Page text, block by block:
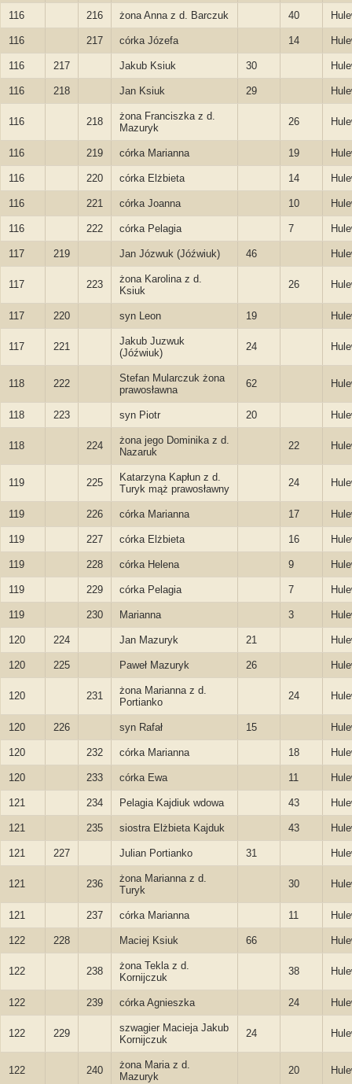
116 216 żona Anna z d. Barczuk 40
116 217 córka Józefa 14
116 217 Jakub Ksiuk 30
116 218 Jan Ksiuk 29
116 218
żona Franciszka z d.
Mazuryk
26
116 219 córka Marianna 19
116 220 córka Elżbieta 14
116 221 córka Joanna 10
116 222 córka Pelagia 7
117 219 Jan Józwuk (Jóźwiuk) 46
117 223
żona Karolina z d.
Ksiuk
26
117 220 syn Leon 19
117 221
Jakub Juzwuk
(Jóźwiuk)
24
118 222
Stefan Mularczuk żona
prawosławna
62
118 223 syn Piotr 20
118 224
żona jego Dominika z d.
Nazaruk
22
119 225
Katarzyna Kapłun z d.
Turyk mąż prawosławny
24
119 226 córka Marianna 17
119 227 córka Elżbieta 16
119 228 córka Helena 9
119 229 córka Pelagia 7
119 230 Marianna 3
120 224 Jan Mazuryk 21
120 225 Paweł Mazuryk 26
120 231
żona Marianna z d.
Portianko
24
120 226 syn Rafał 15
120 232 córka Marianna 18
120 233 córka Ewa 11
121 234 Pelagia Kajdiuk wdowa 43
121 235 siostra Elżbieta Kajduk 43
121 227 Julian Portianko 31
121 236
żona Marianna z d.
Turyk
30
121 237 córka Marianna 11
122 228 Maciej Ksiuk 66
122 238
żona Tekla z d.
Kornijczuk
38
122 239 córka Agnieszka 24
122 229
szwagier Macieja Jakub
Kornijczuk
24
122 240
żona Maria z d.
Mazuryk
20